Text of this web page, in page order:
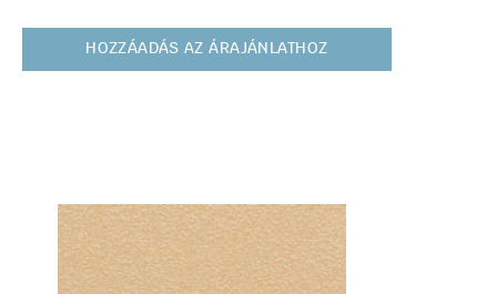
HOZZÁADÁS AZ ÁRAJÁNLATHOZ